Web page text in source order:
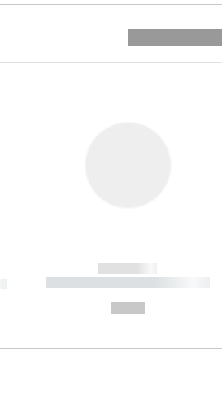
------------
----------- ----------- ----------